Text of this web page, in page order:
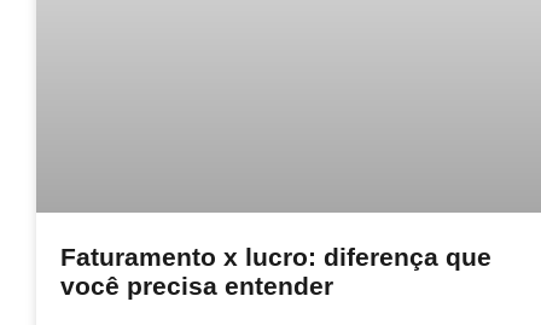
Faturamento x lucro: diferença que
você precisa entender